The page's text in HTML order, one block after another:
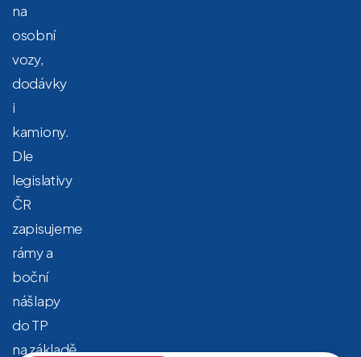
na
osobní
vozy,
dodávky
i
kamiony.
Dle
legislativy
ČR
zapisujeme
rámy a
boční
nášlapy
do TP
na základě